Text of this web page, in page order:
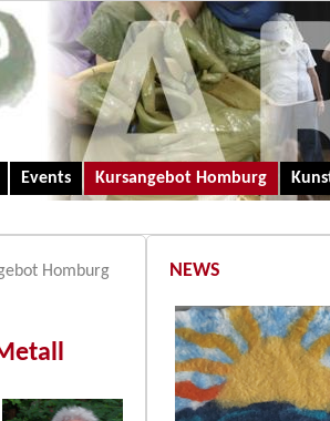
Events Kursangebot Homburg
Homburg
NEWS